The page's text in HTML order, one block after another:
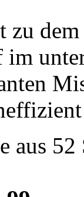
dem
aus